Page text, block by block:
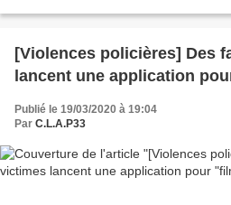
[Violences policières] Des
lancent une application
Publié le 19/03/2020 à 19:04
Par C.L.A.P33